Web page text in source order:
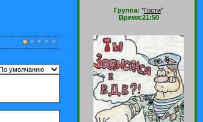
Группа: "Гости"
Время:21:50